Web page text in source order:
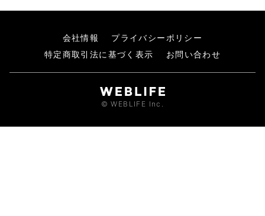
会社情報
プライバシーポリシー
特定商取引法に基づく表示
お問い合わせ
© WEBLIFE Inc.